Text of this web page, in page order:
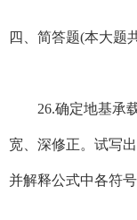
四、简答题(本大题
26.确定地基承载
宽、深修正。试写
并解释公式中各符号